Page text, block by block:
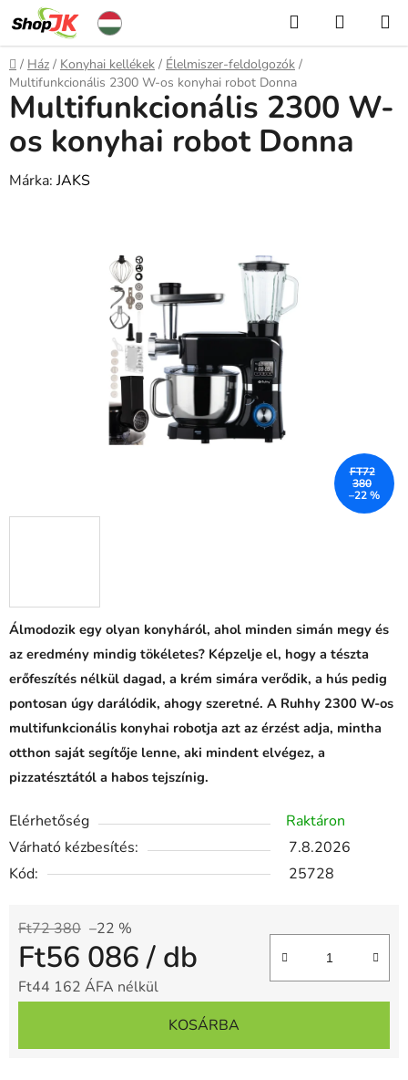
Ugrás
fő
tartalomhoz
KeresésKOSÁR
Kezdőlap
/ Ház / Konyhai kellékek / Élelmiszer-feldolgozók /
Multifunkcionális 2300 W-os konyhai robot Donna
Álmodozik egy olyan konyháról, ahol minden simán megy és
az eredmény mindig tökéletes? Képzelje el, hogy a tészta
erőfeszítés nélkül dagad, a krém simára verődik, a hús pedig
pontosan úgy darálódik, ahogy szeretné. A Ruhhy 2300 W-os
multifunkcionális konyhai robotja azt az érzést adja, mintha
otthon saját segítője lenne, aki mindent elvégez, a
pizzatésztától a habos tejszínig.
Elérhetőség
Raktáron
Várható kézbesítés:
7.8.2026
Kód:
25728
Ft72 380 –22 %
Ft56 086/ db
Ft44 162 ÁFA nélkül
KOSÁRBA
Multifunkcionális 2300 W-
os konyhai robot Donna
Márka:JAKS
FT72
380
–22 %